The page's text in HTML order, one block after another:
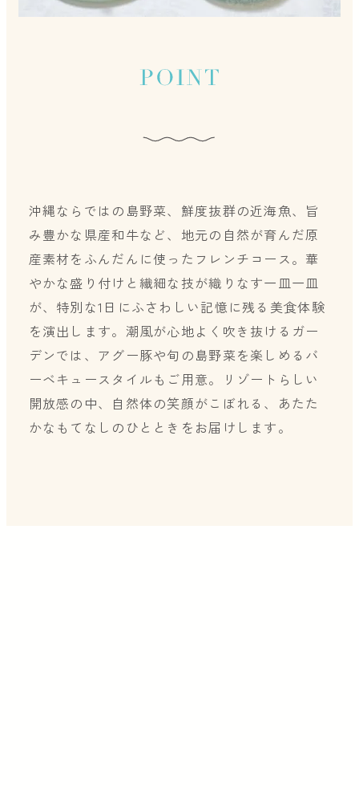
沖縄ならではの島野菜、鮮度抜群の近海魚、旨
み豊かな県産和牛など、地元の自然が育んだ原
産素材をふんだんに使ったフレンチコース。華
やかな盛り付けと繊細な技が織りなす一皿一皿
が、特別な1日にふさわしい記憶に残る美食体験
を演出します。潮風が心地よく吹き抜けるガー
デンでは、アグー豚や旬の島野菜を楽しめるバ
ーベキュースタイルもご用意。リゾートらしい
開放感の中、自然体の笑顔がこぼれる、あたた
かなもてなしのひとときをお届けします。